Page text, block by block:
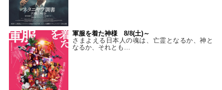
軍服を着た神様 8/8(土)～
さまよえる日本人の魂は、亡霊となるか、神と
なるか、それとも…